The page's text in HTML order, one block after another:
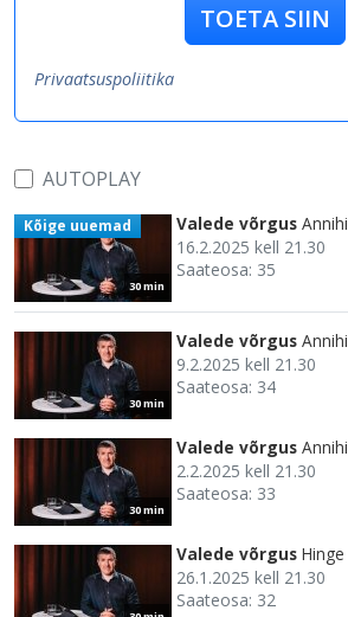
TOETA SIIN
Privaatsuspoliitika
AUTOPLAY
30 min
Kõige uuemad Valede võrgus
16.2.2025 kell 21.30
Saateosa: 35
30 min
Valede võrgus
9.2.2025 kell 21.30
Saateosa: 34
30 min
Valede võrgus
2.2.2025 kell 21.30
Saateosa: 33
Valede võrgus
26.1.2025 kell 21.30
Saateosa: 32